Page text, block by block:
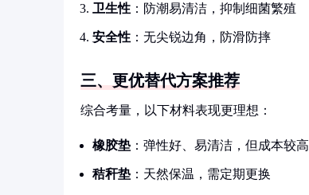
卫生性 ：防潮易清洁，抑制细菌繁殖
安全性 ：无尖锐边角，防滑防摔
三、更优替代方案推荐
综合考量，以下材料表现更理想：
橡胶垫 ：弹性好、易清洁，但成本较高
秸秆垫 ：天然保温，需定期更换